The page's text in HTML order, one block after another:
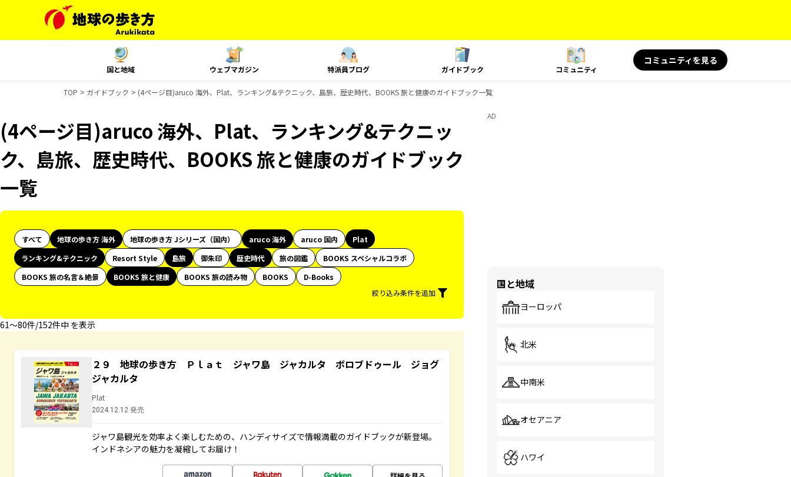
国と地域 ウェブマガジン 特派員ブログ ガイドブック コミュニティ
コミュニティを見る
TOP ガイドブック (4ページ目)aruco 海外、Plat、ランキング&テクニック、島旅、歴史時代、BOOKS 旅と健康のガイドブック一覧
(4ページ目)aruco 海外、Plat、ランキング&テクニッ
ク、島旅、歴史時代、BOOKS 旅と健康のガイドブック
一覧
すべて 地球の歩き方 海外 地球の歩き方 Jシリーズ（国内） aruco 海外 aruco 国内
Plat
ランキング&テクニック
Resort Style 島旅 御朱印 歴史時代 旅の図鑑
BOOKS スペシャルコラボ
BOOKS 旅の名言＆絶景
BOOKS 旅と健康 BOOKS 旅の読み物 BOOKS
D-Books
絞り込み条件を追加
61〜80件/152件中 を表示
２９ 地球の歩き方 Ｐｌａｔ ジャワ島 ジャカルタ ボロブドゥール ジョグ
ジャカルタ
Plat
2024.12.12 発売
ジャワ島観光を効率よく楽しむための、ハンディサイズで情報満載のガイドブックが新登場。
インドネシアの魅力を凝縮してお届け！
AD
国と地域
ヨーロッパ
北米
中南米
オセアニア
ハワイ